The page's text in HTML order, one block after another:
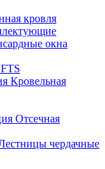
кровля
окна
Кровельная
Отсечная
чердачные